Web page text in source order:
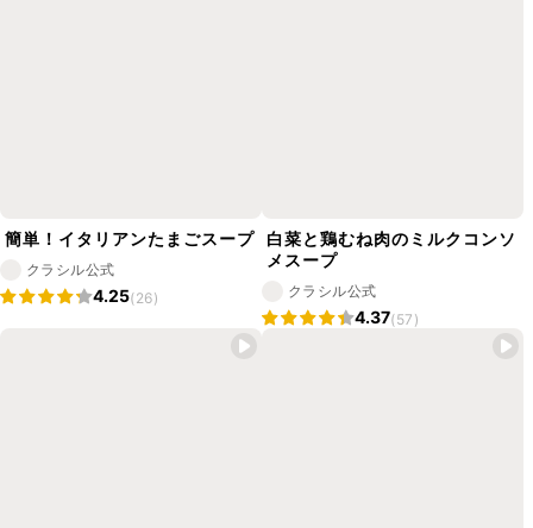
簡単！イタリアンたまごスープ
クラシル公式
4.25(26)
白菜と鶏むね肉のミルクコンソ
メスープ
クラシル公式
4.37(57)